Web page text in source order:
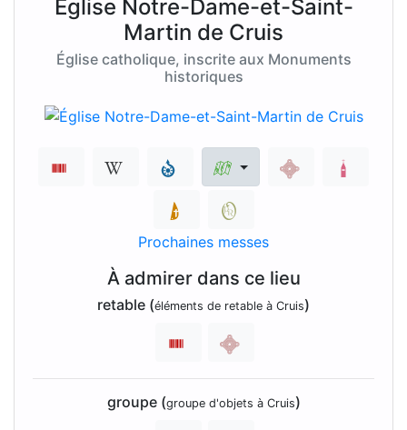
Église Notre-Dame-et-Saint-
Martin de Cruis
Église catholique, inscrite aux Monuments
historiques
Prochaines messes
À admirer dans ce lieu
retable (éléments de retable à Cruis)
groupe (groupe d'objets à Cruis)